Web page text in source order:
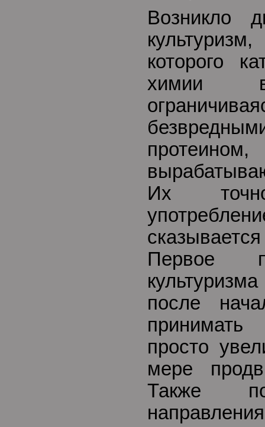
Возникло
которого
химии в
Их
Первое
после
просто
мере
Также